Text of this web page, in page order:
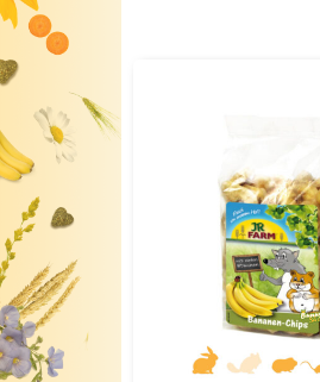
₪30.00.